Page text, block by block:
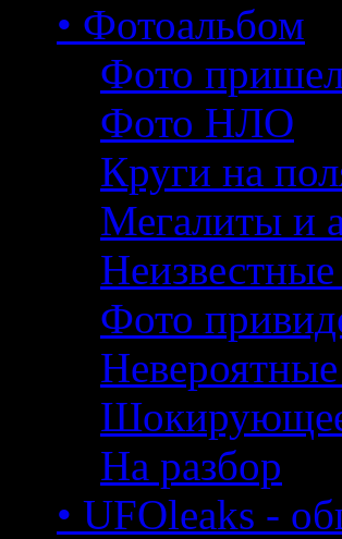
• Фотоальбом
Фото
Фото НЛО
Круги на
Мегалиты и
Фото
Шокирующее
На разбор
• UFOleaks -